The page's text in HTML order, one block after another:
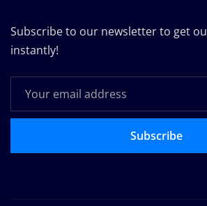
Subscribe to our newsletter to get
instantly!
Subscribe